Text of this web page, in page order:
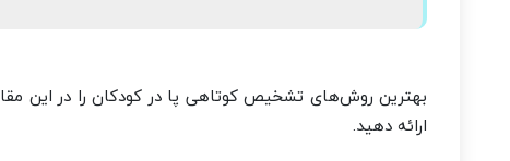
بهترین روش‌های تشخیص کوتاهی پا در کودکان را در این
ارائه دهید.